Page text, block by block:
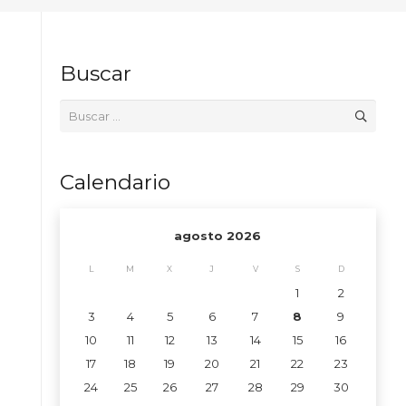
Buscar
Calendario
agosto 2026
L M X J V S D
1
2
3
4 5 6 7 8
9
10
11 12 13 14 15
16
17
18 19 20 21 22
23
24
25 26 27 28 29
30